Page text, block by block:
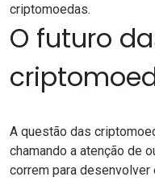
criptomoedas.
O futuro
A questão das
chamando a atenção de
correm para